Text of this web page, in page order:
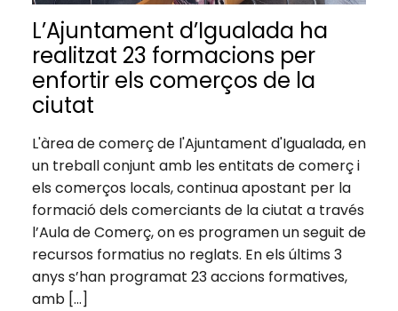
L’Ajuntament d’Igualada ha
realitzat 23 formacions per
enfortir els comerços de la
ciutat
L'àrea de comerç de l'Ajuntament d'Igualada, en
un treball conjunt amb les entitats de comerç i
els comerços locals, continua apostant per la
formació dels comerciants de la ciutat a través
l’Aula de Comerç, on es programen un seguit de
recursos formatius no reglats. En els últims 3
anys s’han programat 23 accions formatives,
amb […]